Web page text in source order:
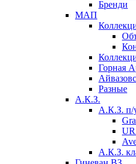
Бренди
МАП
Горная
Разные
А.К.З.
А.К.З. п/
А.К.З.